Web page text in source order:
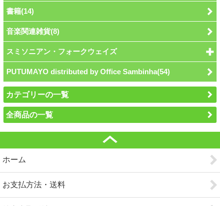
書籍(14)
音楽関連雑貨(8)
スミソニアン・フォークウェイズ
PUTUMAYO distributed by Office Sambinha(54)
カテゴリーの一覧
全商品の一覧
ホーム
お支払方法・送料